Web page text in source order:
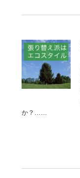
か？……